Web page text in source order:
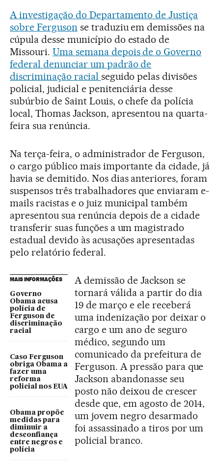
A investigação do Departamento de Justiça
sobre Ferguson se traduziu em demissões na
cúpula desse município do estado de
Missouri. Uma semana depois de o Governo
federal denunciar um padrão de
discriminação racial seguido pelas divisões
policial, judicial e penitenciária desse
subúrbio de Saint Louis, o chefe da polícia
local, Thomas Jackson, apresentou na quarta-
feira sua renúncia.
Na terça-feira, o administrador de Ferguson,
o cargo público mais importante da cidade, já
havia se demitido. Nos dias anteriores, foram
suspensos três trabalhadores que enviaram e-
mails racistas e o juiz municipal também
apresentou sua renúncia depois de a cidade
transferir suas funções a um magistrado
estadual devido às acusações apresentadas
pelo relatório federal.
MAIS INFORMAÇÕES
Governo
Obama acusa
polícia de
Ferguson de
discriminação
racial
Caso Ferguson
obriga Obama a
fazer uma
reforma
policial nos EUA
Obama propõe
medidas para
diminuir a
desconfiança
entre negros e
polícia
A demissão de Jackson se
tornará válida a partir do dia
19 de março e ele receberá
uma indenização por deixar o
cargo e um ano de seguro
médico, segundo um
comunicado da prefeitura de
Ferguson. A pressão para que
Jackson abandonasse seu
posto não deixou de crescer
desde que, em agosto de 2014,
um jovem negro desarmado
foi assassinado a tiros por um
policial branco.